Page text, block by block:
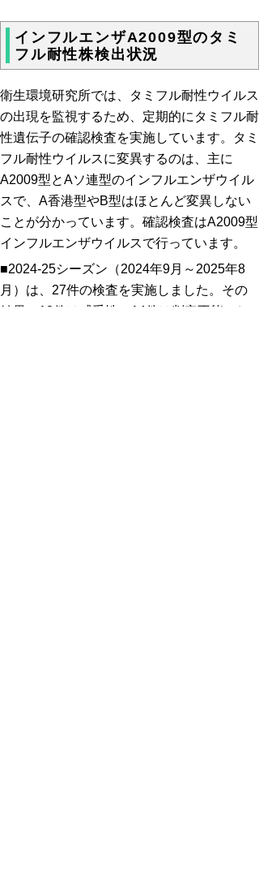
インフルエンザA2009型のタミ
フル耐性株検出状況
衛生環境研究所では、タミフル耐性ウイルス
の出現を監視するため、定期的にタミフル耐
性遺伝子の確認検査を実施しています。タミ
フル耐性ウイルスに変異するのは、主に
A2009型とAソ連型のインフルエンザウイル
スで、A香港型やB型はほとんど変異しない
ことが分かっています。確認検査はA2009型
インフルエンザウイルスで行っています。
■2024-25シーズン（2024年9月～2025年8
月）は、27件の検査を実施しました。その
結果、13件は感受性、14件は判定不能でし